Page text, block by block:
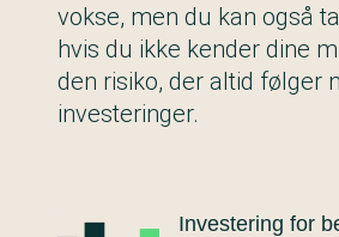
vokse, men du kan også
hvis du ikke kender dine
den risiko, der altid følger
investeringer.
Investering for